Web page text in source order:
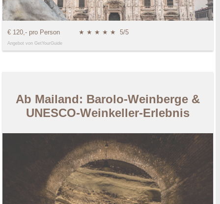
€ 120,- pro Person ★ ★ ★ ★ ★ 5/5
Angebot von GetYourGuide
Ab Mailand: Barolo-Weinberge &
UNESCO-Weinkeller-Erlebnis